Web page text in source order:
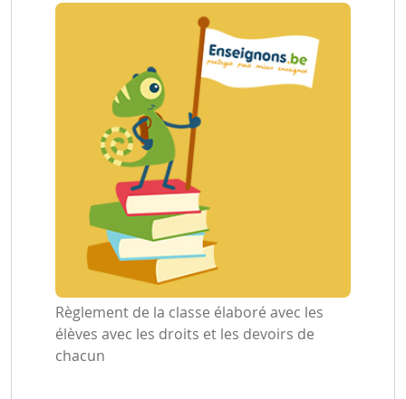
Règlement de la classe élaboré avec les
élèves avec les droits et les devoirs de
chacun